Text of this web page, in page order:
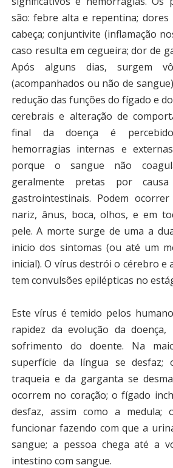
são: febre alta e repentina; dores
cabeça; conjuntivite (inflamação
caso resulta em cegueira; dor de
Após alguns dias, surgem
(acompanhados ou não de
redução das funções do fígado e
cerebrais e alteração de
final da doença é
hemorragias internas e
porque o sangue não
geralmente pretas por
gastrointestinais. Podem
nariz, ânus, boca, olhos, e em
pele. A morte surge de uma a
inicio dos sintomas (ou até um
inicial). O vírus destrói o cérebro e
tem convulsões epilépticas no
Este vírus é temido pelos
rapidez da evolução da
sofrimento do doente. Na
superfície da língua se desfaz;
traqueia e da garganta se
ocorrem no coração; o fígado
desfaz, assim como a medula;
funcionar fazendo com que a
sangue; a pessoa chega até a
intestino com sangue.